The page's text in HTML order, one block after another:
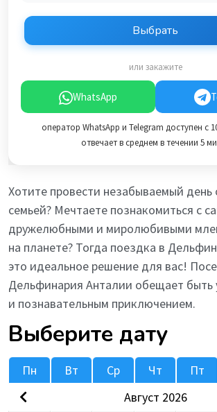
Выбрать
или закажите
WhatsApp
оператор WhatsApp и Telegram доступен с
отвечает в среднем в течении 5
Хотите провести незабываемый день
семьей? Мечтаете познакомиться с
дружелюбными и миролюбивыми
на планете? Тогда поездка в
это идеальное решение для вас!
Дельфинария Анталии обещает быть
и познавательным приключением.
Выберите дату
Пн Вт Ср Чт Пт
Август 2026